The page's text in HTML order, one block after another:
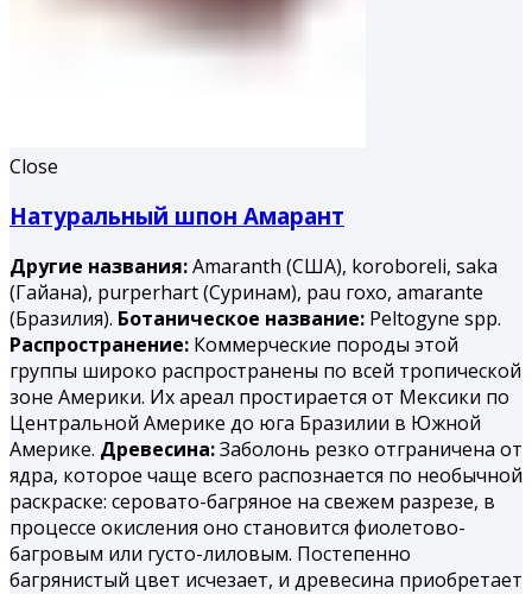
Close
Натуральный шпон Амарант
Другие названия:Amaranth (США), koroboreli, saka
(Гайана), purperhart (Суринам), раu гохо, amarantе
(Бразилия). Ботаническое название: Peltogyne spp.
Распространение: Коммерческие породы этой
группы широко распространены по всей тропической
зоне Америки. Их ареал простирается от Мексики по
Центральной Америке до юга Бразилии в Южной
Америке. Древесина:Заболонь резко отграничена от
ядра, которое чаще всего распознается по необычной
раскраске: серовато-багряное на свежем разрезе, в
процессе окисления оно становится фиолетово-
багровым или густо-лиловым. Постепенно
багрянистый цвет исчезает, и древесина приобретает